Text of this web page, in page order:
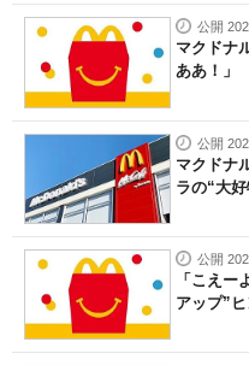
公開
マクドナ
ああ！」
公開
マクドナ
ラの“大
公開
「こえー
アップ”